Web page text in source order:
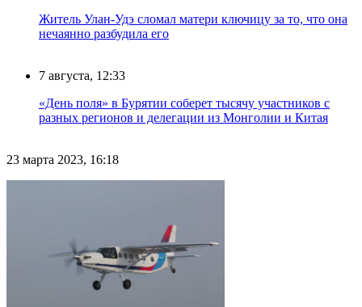
Житель Улан-Удэ сломал матери ключицу за то, что она
нечаянно разбудила его
7 августа, 12:33
«День поля» в Бурятии соберет тысячу участников с
разных регионов и делегации из Монголии и Китая
23 марта 2023, 16:18